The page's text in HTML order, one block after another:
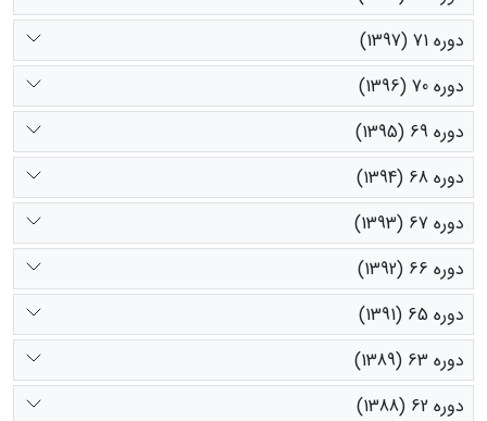
دوره 71 (1397)
دوره 70 (1396)
دوره 69 (1395)
دوره 68 (1394)
دوره 67 (1393)
دوره 66 (1392)
دوره 65 (1391)
دوره 63 (1389)
دوره 62 (1388)